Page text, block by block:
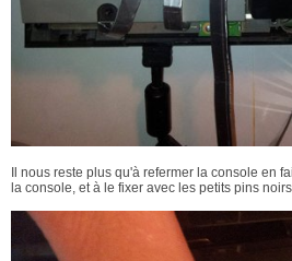
Il nous reste plus qu'à refermer la console en
la console, et à le fixer avec les petits pins